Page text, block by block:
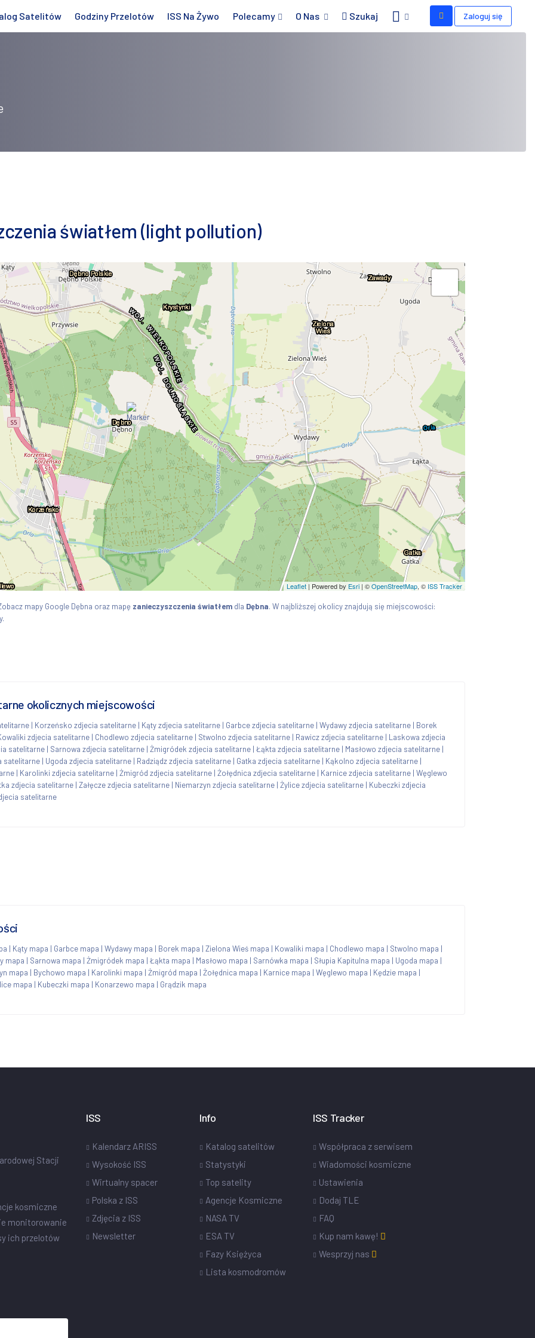
Satelitów Godziny Przelotów ISS Na Żywo Polecamy O Nas Szukaj Zaloguj się
światłem (light pollution)
Leaflet | Powered by Esri | ©OpenStreetMap, © ISS Tracker
mapy Google Dębna oraz mapę zanieczyszczenia światłem dla Dębna. W najbliższej okolicy znajdują się miejscowości:
okolicznych miejscowości
| Korzeńsko zdjecia satelitarne | Kąty zdjecia satelitarne | Garbce zdjecia satelitarne | Wydawy zdjecia satelitarne | Borek
zdjecia satelitarne | Chodlewo zdjecia satelitarne | Stwolno zdjecia satelitarne | Rawicz zdjecia satelitarne | Laskowa zdjecia
satelitarne | Sarnowa zdjecia satelitarne | Żmigródek zdjecia satelitarne | Łąkta zdjecia satelitarne | Masłowo zdjecia satelitarne |
satelitarne | Ugoda zdjecia satelitarne | Radziądz zdjecia satelitarne | Gatka zdjecia satelitarne | Kąkolno zdjecia satelitarne |
| Karolinki zdjecia satelitarne | Żmigród zdjecia satelitarne | Żołędnica zdjecia satelitarne | Karnice zdjecia satelitarne | Węglewo
zdjecia satelitarne | Załęcze zdjecia satelitarne | Niemarzyn zdjecia satelitarne | Żylice zdjecia satelitarne | Kubeczki zdjecia
satelitarne
| Kąty mapa | Garbce mapa | Wydawy mapa | Borek mapa | Zielona Wieś mapa | Kowaliki mapa | Chodlewo mapa | Stwolno mapa |
mapa | Sarnowa mapa | Żmigródek mapa | Łąkta mapa | Masłowo mapa | Sarnówka mapa | Słupia Kapitulna mapa | Ugoda mapa |
mapa | Bychowo mapa | Karolinki mapa | Żmigród mapa | Żołędnica mapa | Karnice mapa | Węglewo mapa | Kędzie mapa |
mapa | Kubeczki mapa | Konarzewo mapa | Grądzik mapa
Stacji
kosmiczne
monitorowanie
ich przelotów
ISS
Kalendarz ARISS
Wysokość ISS
Wirtualny spacer
Polska z ISS
Zdjęcia z ISS
Newsletter
Info
Katalog satelitów
Statystyki
Top satelity
Agencje Kosmiczne
NASA TV
ESA TV
Fazy Księżyca
Lista kosmodromów
ISS Tracker
Współpraca z serwisem
Wiadomości kosmiczne
Ustawienia
Dodaj TLE
FAQ
Kup nam kawę!
Wesprzyj nas